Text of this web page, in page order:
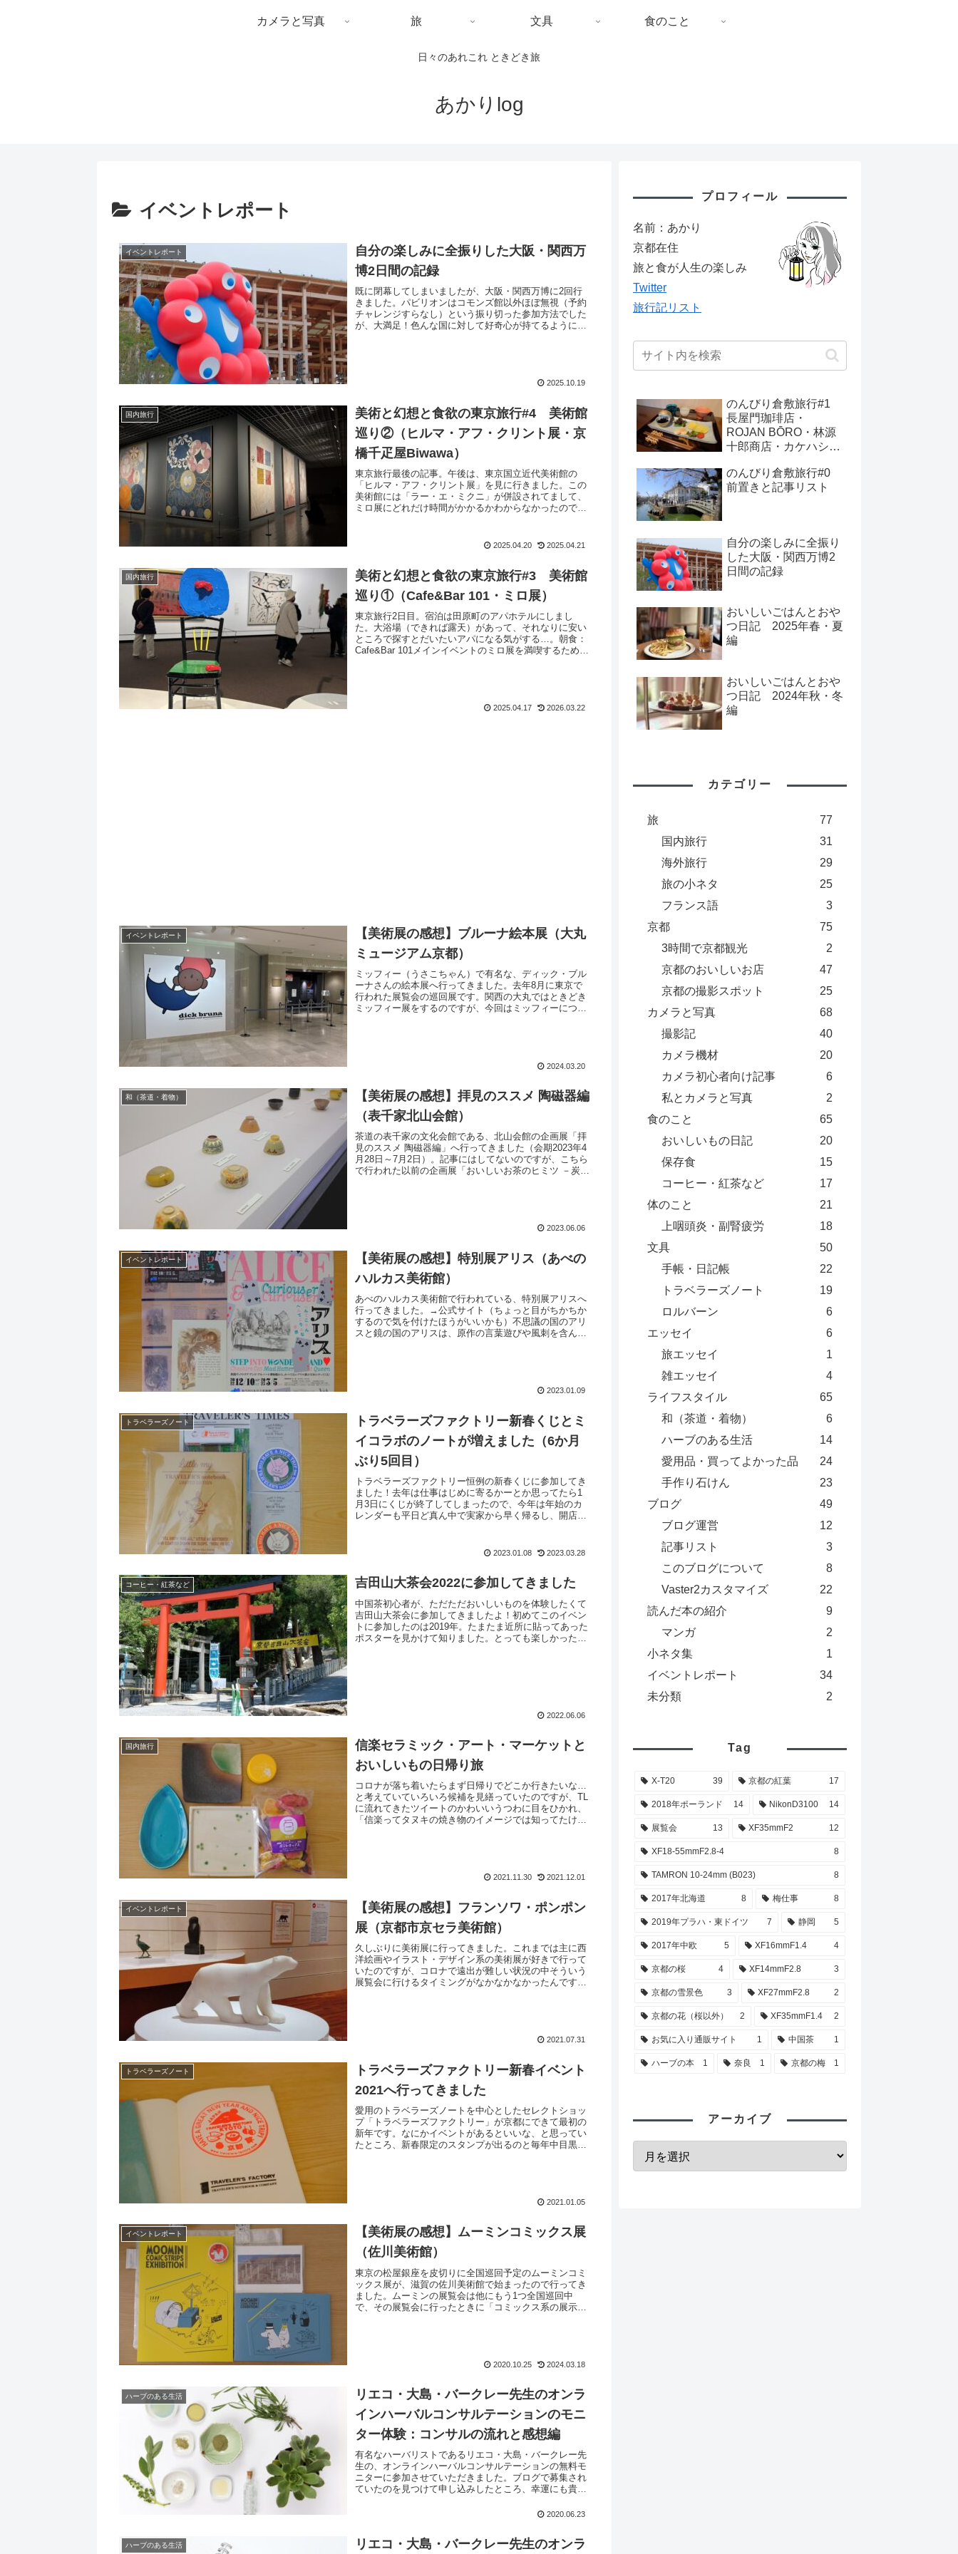
日々のあれこれ ときどき旅
あかりlog
カメラと写真 旅 文具 食のこと
イベントレポート
イベントレポート
自分の楽しみに全振りした大阪・関西万
博2日間の記録
既に閉幕してしまいましたが、大阪・関西万博に2回行
きました。パビリオンはコモンズ館以外ほぼ無視（予約
チャレンジすらなし）という振り切った参加方法でした
が、大満足！色んな国に対して好奇心が持てるようにな
2025.10.19
国内旅行
美術と幻想と食欲の東京旅行#4 美術館
巡り②（ヒルマ・アフ・クリント展・京
橋千疋屋Biwawa）
東京旅行最後の記事。午後は、東京国立近代美術館の
「ヒルマ・アフ・クリント展」を見に行きました。この
美術館には「ラー・エ・ミクニ」が併設されてまして、
ミロ展にどれだけ時間がかかるかわからなかったので予
2025.04.20 2025.04.21
国内旅行
美術と幻想と食欲の東京旅行#3 美術館
巡り①（Cafe&Bar 101・ミロ展）
東京旅行2日目。宿泊は田原町のアパホテルにしまし
た。大浴場（できれば露天）があって、それなりに安い
ところで探すとだいたいアパになる気がする…。朝食：
Cafe&Bar 101メインイベントのミロ展を満喫するため
2025.04.17 2026.03.22
イベントレポート
【美術展の感想】ブルーナ絵本展（大丸
ミュージアム京都）
ミッフィー（うさこちゃん）で有名な、ディック・ブル
ーナさんの絵本展へ行ってきました。去年8月に東京で
行われた展覧会の巡回展です。関西の大丸ではときどき
ミッフィー展をするのですが、今回はミッフィーについ
2024.03.20
和（茶道・着物）
【美術展の感想】拝見のススメ 陶磁器編
（表千家北山会館）
茶道の表千家の文化会館である、北山会館の企画展「拝
見のススメ 陶磁器編」へ行ってきました（会期2023年4
月28日～7月2日）。記事にはしてないのですが、こちら
で行われた以前の企画展「おいしいお茶のヒミツ －炭・
2023.06.06
イベントレポート
【美術展の感想】特別展アリス（あべの
ハルカス美術館）
あべのハルカス美術館で行われている、特別展アリスへ
行ってきました。→公式サイト（ちょっと目がちかちか
するので気を付けたほうがいいかも）不思議の国のアリ
スと鏡の国のアリスは、原作の言葉遊びや風刺を含んだ
2023.01.09
トラベラーズノート
トラベラーズファクトリー新春くじとミ
イコラボのノートが増えました（6か月
ぶり5回目）
トラベラーズファクトリー恒例の新春くじに参加してき
ました！去年は仕事はじめに寄るかーとか思ってたら1
月3日にくじが終了してしまったので、今年は年始のカ
レンダーも平日ど真ん中で実家から早く帰るし、開店の
2023.01.08 2023.03.28
コーヒー・紅茶など 吉田山大茶会2022に参加してきました
中国茶初心者が、ただただおいしいものを体験したくて
吉田山大茶会に参加してきましたよ！初めてこのイベン
トに参加したのは2019年。たまたま近所に貼ってあった
ポスターを見かけて知りました。とっても楽しかったの
2022.06.06
国内旅行
信楽セラミック・アート・マーケットと
おいしいもの日帰り旅
コロナが落ち着いたらまず日帰りでどこか行きたいな…
と考えていていろいろ候補を見繕っていたのですが、TL
に流れてきたツイートのかわいいうつわに目をひかれ、
「信楽ってタヌキの焼き物のイメージでは知ってたけ
2021.11.30 2021.12.01
イベントレポート
【美術展の感想】フランソワ・ポンポン
展（京都市京セラ美術館）
久しぶりに美術展に行ってきました。これまでは主に西
洋絵画やイラスト・デザイン系の美術展が好きで行って
いたのですが、コロナで遠出が難しい状況の中そういう
展覧会に行けるタイミングがなかなかなかったんです。
2021.07.31
トラベラーズノート
トラベラーズファクトリー新春イベント
2021へ行ってきました
愛用のトラベラーズノートを中心としたセレクトショッ
プ「トラベラーズファクトリー」が京都にできて最初の
新年です。なにかイベントがあるといいな、と思ってい
たところ、新春限定のスタンプが出るのと毎年中目黒の
2021.01.05
イベントレポート
【美術展の感想】ムーミンコミックス展
（佐川美術館）
東京の松屋銀座を皮切りに全国巡回予定のムーミンコミ
ックス展が、滋賀の佐川美術館で始まったので行ってき
ました。ムーミンの展覧会は他にもう1つ全国巡回中
で、その展覧会に行ったときに「コミックス系の展示が
2020.10.25 2024.03.18
ハーブのある生活
リエコ・大島・バークレー先生のオンラ
インハーバルコンサルテーションのモニ
ター体験：コンサルの流れと感想編
有名なハーバリストであるリエコ・大島・バークレー先
生の、オンラインハーバルコンサルテーションの無料モ
ニターに参加させていただきました。ブログで募集され
ていたのを見つけて申し込みしたところ、幸運にも貴重
2020.06.23
ハーブのある生活 リエコ・大島・バークレー先生のオンラ
プロフィール
名前：あかり
京都在住
旅と食が人生の楽しみ
Twitter
旅行記リスト
のんびり倉敷旅行#1
長屋門珈琲店・
ROJAN BŌRO・林源
十郎商店・カケハシ・
のんびり倉敷旅行#0
前置きと記事リスト
自分の楽しみに全振り
した大阪・関西万博2
日間の記録
おいしいごはんとおや
つ日記 2025年春・夏
編
おいしいごはんとおや
つ日記 2024年秋・冬
編
カテゴリー
旅
77
国内旅行
31
海外旅行
29
旅の小ネタ
25
フランス語
3
京都
75
3時間で京都観光
2
京都のおいしいお店
47
京都の撮影スポット
25
カメラと写真
68
撮影記
40
カメラ機材
20
カメラ初心者向け記事
6
私とカメラと写真
2
食のこと
65
おいしいもの日記
20
保存食
15
コーヒー・紅茶など
17
体のこと
21
上咽頭炎・副腎疲労
18
文具
50
手帳・日記帳
22
トラベラーズノート
19
ロルバーン
6
エッセイ
6
旅エッセイ
1
雑エッセイ
4
ライフスタイル
65
和（茶道・着物）
6
ハーブのある生活
14
愛用品・買ってよかった品
24
手作り石けん
23
ブログ
49
ブログ運営
12
記事リスト
3
このブログについて
8
Vaster2カスタマイズ
22
読んだ本の紹介
9
マンガ
2
小ネタ集
1
イベントレポート
34
未分類
2
Tag
X-T20 39 京都の紅葉 17
2018年ポーランド 14 NikonD3100 14
展覧会 13 XF35mmF2 12
XF18-55mmF2.8-4 8
TAMRON 10-24mm (B023) 8
2017年北海道 8 梅仕事 8
2019年プラハ・東ドイツ 7 静岡 5
2017年中欧 5 XF16mmF1.4 4
京都の桜 4 XF14mmF2.8 3
京都の雪景色 3 XF27mmF2.8 2
京都の花（桜以外） 2 XF35mmF1.4 2
お気に入り通販サイト 1 中国茶 1
ハーブの本 1 奈良 1 京都の梅 1
アーカイブ